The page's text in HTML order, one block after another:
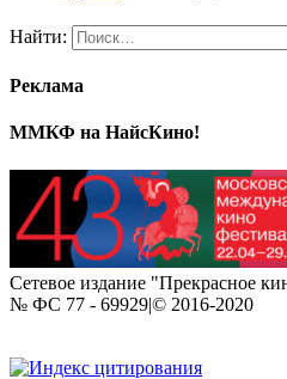
Найти:
Реклама
ММКФ на НайсКино!
Сетевое издание "Прекрасное
№ ФС 77 - 69929|© 2016-2020